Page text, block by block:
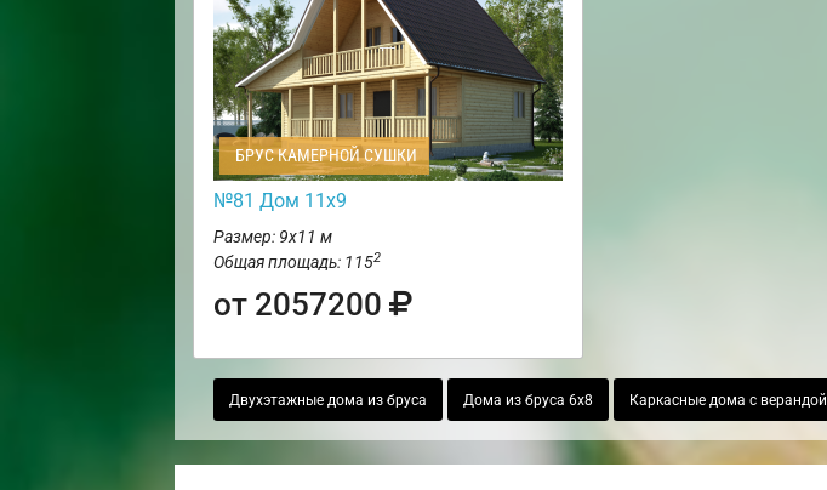
БРУС КАМЕРНОЙ СУШКИ
№81 Дом 11х9
Размер: 9х11 м
Общая площадь: 1152
от 2057200
Двухэтажные дома из бруса Дома из бруса 6х8 Каркасные дома с верандой